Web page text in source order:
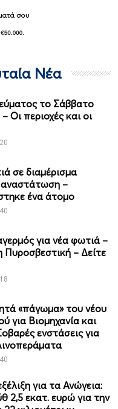
Νέα
το Σάββατο
Οι περιοχές και οι
σε διαμέρισμα
–
ένα άτομο
για νέα φωτιά –
Πυροσβεστική – Δείτε
«πάγωμα» του νέου
για Βιομηχανία και
ενστάσεις για
για τα Ανώγεια:
2,5 εκατ. ευρώ για την